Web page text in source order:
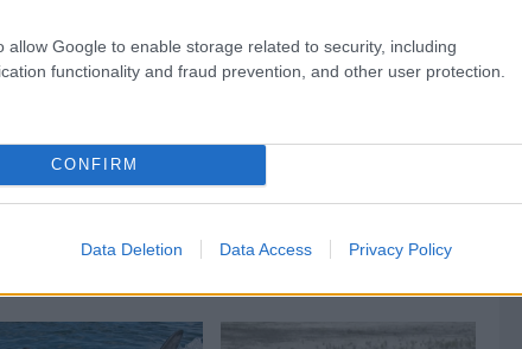
allow Google to enable storage related to security, including
functionality and fraud prevention, and other user protection.
CONFIRM
Data Deletion Data Access Privacy Policy
ΠΕΡΙΒΑΛΛΟΝ ΟΛΑ ΤΑ ΑΡΘΡΑ